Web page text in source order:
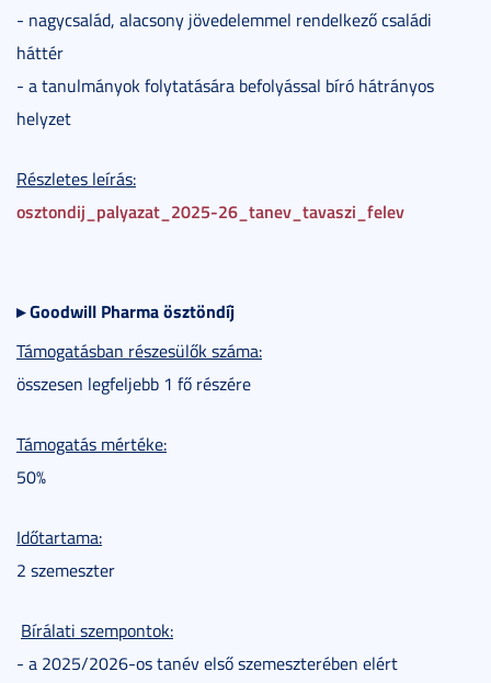
- nagycsalád, alacsony jövedelemmel rendelkező családi
háttér
- a tanulmányok folytatására befolyással bíró hátrányos
helyzet
Részletes leírás:
osztondij_palyazat_2025-26_tanev_tavaszi_felev
▸Goodwill Pharma ösztöndíj
Támogatásban részesülők száma:
összesen legfeljebb 1 fő részére
Támogatás mértéke:
50%
Időtartama:
2 szemeszter
Bírálati szempontok:
- a 2025/2026-os tanév első szemeszterében elért